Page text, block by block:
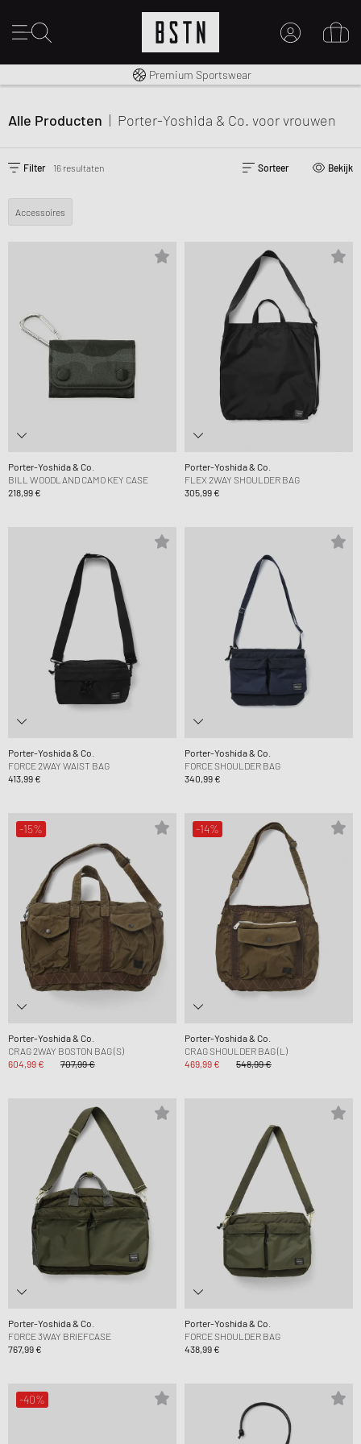
MIJN ACCOUNT
MAAK EEN ACCOUNT AAN
Gratis verzending naar NL vanaf € 100
Premium Sportswear
Alle Producten | Porter-Yoshida & Co. voor vrouwen
Filter 16 resultaten Sorteer Bekijk
Accessoires
Porter-Yoshida & Co.
BILL WOODLAND CAMO KEY CASE
218,99 €
Porter-Yoshida & Co.
FLEX 2WAY SHOULDER BAG
305,99 €
Porter-Yoshida & Co.
FORCE 2WAY WAIST BAG
413,99 €
Porter-Yoshida & Co.
FORCE SHOULDER BAG
340,99 €
-15%
Porter-Yoshida & Co.
CRAG 2WAY BOSTON BAG (S)
604,99 €
707,99 €
-14%
Porter-Yoshida & Co.
CRAG SHOULDER BAG (L)
469,99 €
548,99 €
Porter-Yoshida & Co.
FORCE 3WAY BRIEFCASE
767,99 €
Porter-Yoshida & Co.
FORCE SHOULDER BAG
438,99 €
-40%